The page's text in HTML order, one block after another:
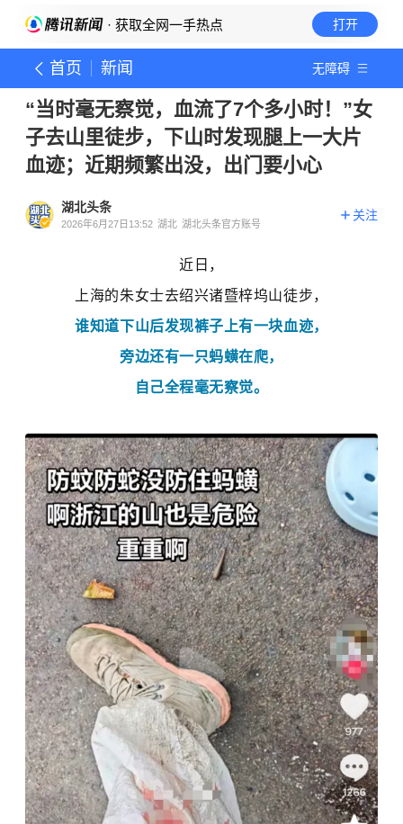
· 获取全网一手热点 打开
首页 新闻 无障碍
“当时毫无察觉，血流了7个多小时！”女
子去山里徒步，下山时发现腿上一大片
血迹；近期频繁出没，出门要小心
湖北头条
2026年6月27日13:52 湖北 湖北头条官方账号
关注
近日，
上海的朱女士去绍兴诸暨梓坞山徒步，
谁知道下山后发现裤子上有一块血迹，
旁边还有一只蚂蟥在爬，
自己全程毫无察觉。